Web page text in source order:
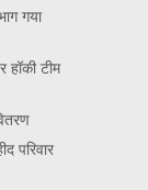
गया
हॉकी टीम
परिवार